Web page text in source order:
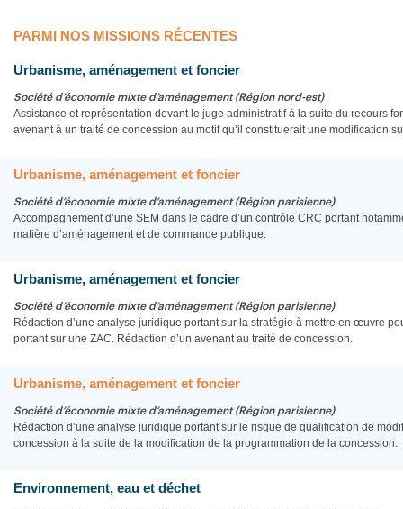
PARMI NOS MISSIONS RÉCENTES
Urbanisme, aménagement et foncier
Société d’économie mixte d’aménagement (Région nord-est)
Assistance et représentation devant le juge administratif à la suite du recours
avenant à un traité de concession au motif qu’il constituerait une modification
Urbanisme, aménagement et foncier
Société d’économie mixte d’aménagement (Région parisienne)
Accompagnement d’une SEM dans le cadre d’un contrôle CRC portant
matière d’aménagement et de commande publique.
Urbanisme, aménagement et foncier
Société d’économie mixte d’aménagement (Région parisienne)
Rédaction d’une analyse juridique portant sur la stratégie à mettre en œuvre
portant sur une ZAC. Rédaction d’un avenant au traité de concession.
Urbanisme, aménagement et foncier
Société d’économie mixte d’aménagement (Région parisienne)
Rédaction d’une analyse juridique portant sur le risque de qualification de
concession à la suite de la modification de la programmation de la concession.
Environnement, eau et déchet